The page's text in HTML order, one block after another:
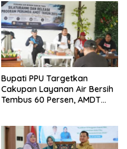
Bupati PPU Targetkan
Cakupan Layanan Air Bersih
Tembus 60 Persen, AMDT